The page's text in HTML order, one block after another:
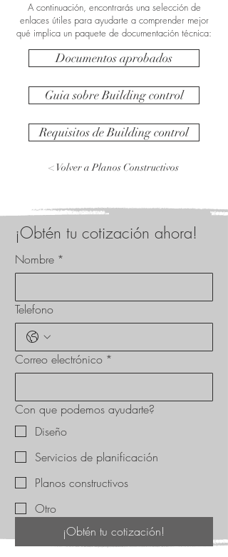
A continuación, encontrarás una selección de
enlaces útiles para ayudarte a comprender mejor
qué implica un paquete de documentación técnica:
Documentos aprobados
Guia sobre Building control
Requisitos de Building control
< Volver a Planos Constructivos
¡Obtén tu cotización ahora!
Nombre *
Telefono
Correo electrónico *
Con que podemos ayudarte?
Diseño
Servicios de planificación
Planos constructivos
Otro
¡Obtén tu cotización!